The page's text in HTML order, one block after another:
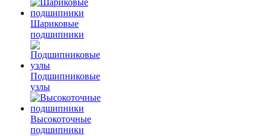
Шариковые
подшипники
Подшипниковые
узлы
Высокоточные
подшипники